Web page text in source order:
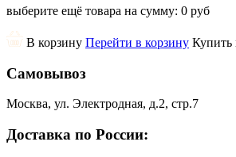
выберите ещё товара на сумму: 0 руб
В корзину Перейти в корзину Купить
Самовывоз
Москва, ул. Электродная, д.2, стр.7
Доставка по России: